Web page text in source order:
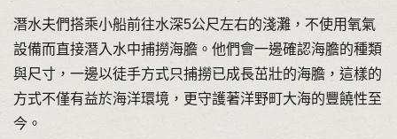
潛水夫們搭乘小船前往水深5公尺左右的淺灘，不使用氧氣
設備而直接潛入水中捕撈海膽。他們會一邊確認海膽的種類
與尺寸，一邊以徒手方式只捕撈已成長茁壯的海膽，這樣的
方式不僅有益於海洋環境，更守護著洋野町大海的豐饒性至
今。